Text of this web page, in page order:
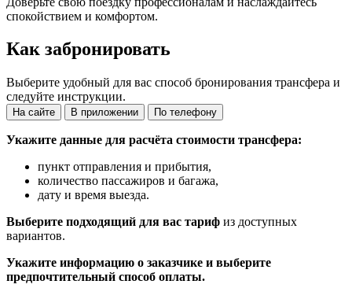
спокойствием и комфортом.
Как забронировать
Выберите удобный для вас способ бронирования трансфера и
следуйте инструкции.
На сайте В приложении По телефону
Укажите данные для расчёта стоимости трансфера:
пункт отправления и прибытия,
количество пассажиров и багажа,
дату и время выезда.
Выберите подходящий для вас тариф из доступных
вариантов.
Укажите информацию о заказчике и выберите
предпочтительный способ оплаты.